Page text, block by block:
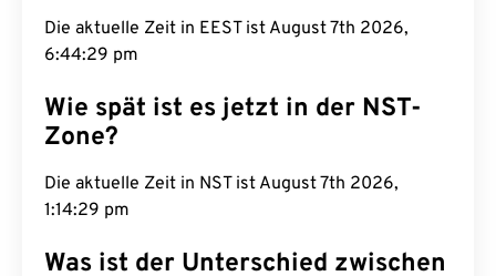
Die aktuelle Zeit in EEST ist August 7th 2026,
6:44:30 pm
Wie spät ist es jetzt in der NST-
Zone?
Die aktuelle Zeit in NST ist August 7th 2026,
1:14:30 pm
Was ist der Unterschied zwischen